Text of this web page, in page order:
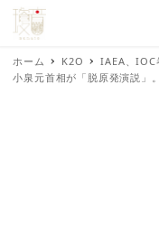
ホーム K2O
IAEA、IOC
小泉元首相が「脱原発演説」。